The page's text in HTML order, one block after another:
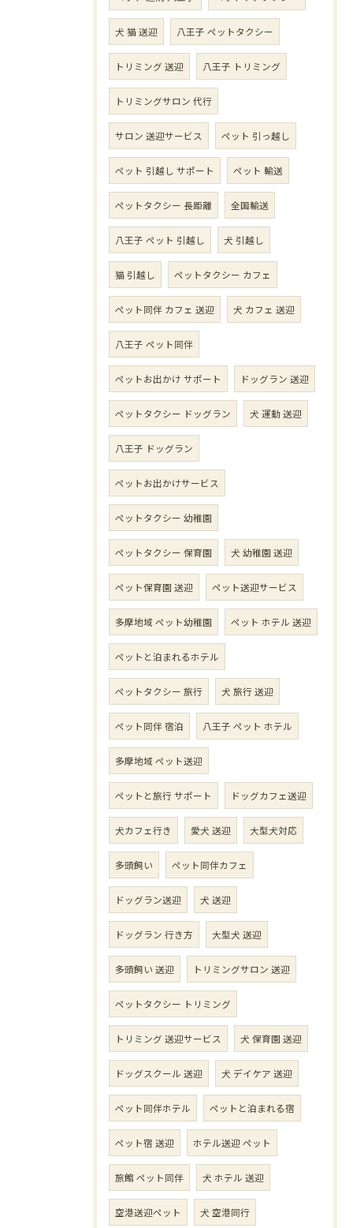
犬 猫 送迎 八王子 ペットタクシー
トリミング 送迎 八王子 トリミング
トリミングサロン 代行
サロン 送迎サービス ペット 引っ越し
ペット 引越し サポート ペット 輸送
ペットタクシー 長距離 全国輸送
八王子 ペット 引越し 犬 引越し
猫 引越し ペットタクシー カフェ
ペット同伴 カフェ 送迎 犬 カフェ 送迎
八王子 ペット同伴
ペットお出かけ サポート ドッグラン 送迎
ペットタクシー ドッグラン 犬 運動 送迎
八王子 ドッグラン
ペットお出かけサービス
ペットタクシー 幼稚園
ペットタクシー 保育園 犬 幼稚園 送迎
ペット保育園 送迎 ペット送迎サービス
多摩地域 ペット幼稚園 ペット ホテル 送迎
ペットと泊まれるホテル
ペットタクシー 旅行 犬 旅行 送迎
ペット同伴 宿泊 八王子 ペット ホテル
多摩地域 ペット送迎
ペットと旅行 サポート ドッグカフェ送迎
犬カフェ行き 愛犬 送迎 大型犬対応
多頭飼い ペット同伴カフェ
ドッグラン送迎 犬 送迎
ドッグラン 行き方 大型犬 送迎
多頭飼い 送迎 トリミングサロン 送迎
ペットタクシー トリミング
トリミング 送迎サービス 犬 保育園 送迎
ドッグスクール 送迎 犬 デイケア 送迎
ペット同伴ホテル ペットと泊まれる宿
ペット宿 送迎 ホテル送迎 ペット
旅館 ペット同伴 犬 ホテル 送迎
空港送迎ペット 犬 空港同行